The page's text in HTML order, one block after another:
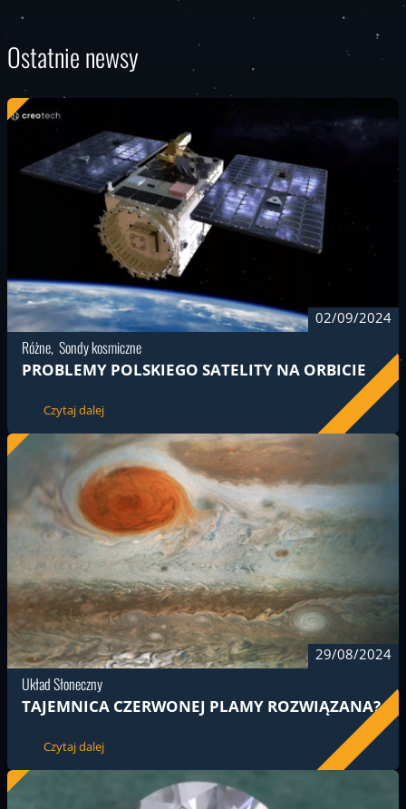
Ostatnie newsy
PROBLEMY POLSKIEGO SATELITY NA ORBICIE
Czytaj dalej
Różne Sondy kosmiczne
02/09/2024
TAJEMNICA CZERWONEJ PLAMY ROZWIĄZANA?
Czytaj dalej
Układ Słoneczny
29/08/2024